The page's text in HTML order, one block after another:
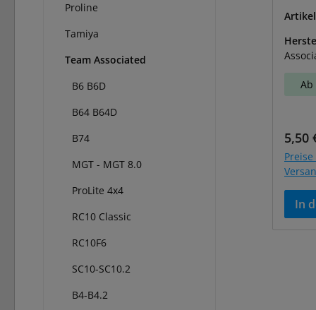
Proline
Tamiya
Team Associated
B6 B6D
B64 B64D
B74
MGT - MGT 8.0
ProLite 4x4
RC10 Classic
RC10F6
SC10-SC10.2
B4-B4.2
5,50
In